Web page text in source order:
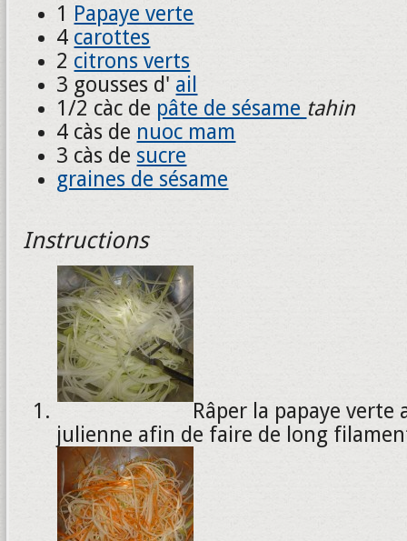
1 Papaye verte
4 carottes
2 citrons verts
3 gousses d' ail
1/2 càc de pâte de sésame tahin
4 càs de nuoc mam
3 càs de sucre
graines de sésame
Instructions
Râper la papaye verte
julienne afin de faire de long